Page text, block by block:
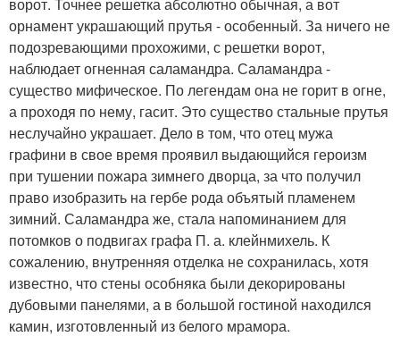
ворот. Точнее решетка абсолютно обычная, а вот
орнамент украшающий прутья - особенный. За ничего не
подозревающими прохожими, с решетки ворот,
наблюдает огненная саламандра. Саламандра -
существо мифическое. По легендам она не горит в огне,
а проходя по нему, гасит. Это существо стальные прутья
неслучайно украшает. Дело в том, что отец мужа
графини в свое время проявил выдающийся героизм
при тушении пожара зимнего дворца, за что получил
право изобразить на гербе рода объятый пламенем
зимний. Саламандра же, стала напоминанием для
потомков о подвигах графа П. а. клейнмихель. К
сожалению, внутренняя отделка не сохранилась, хотя
известно, что стены особняка были декорированы
дубовыми панелями, а в большой гостиной находился
камин, изготовленный из белого мрамора.